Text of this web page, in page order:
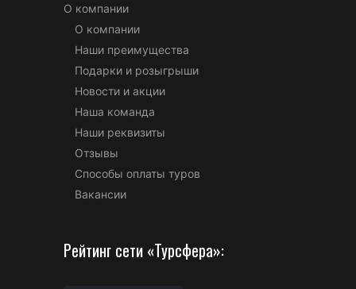
О компании
О компании
Наши преимущества
Подарки и розыгрыши
Новости и акции
Наша команда
Наши реквизиты
Отзывы
Способы оплаты туров
Вакансии
Рейтинг сети «Турсфера»: